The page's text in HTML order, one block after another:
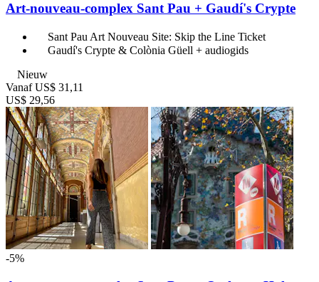
Art-nouveau-complex Sant Pau + Gaudí's Crypte
Sant Pau Art Nouveau Site: Skip the Line Ticket
Gaudí's Crypte & Colònia Güell + audiogids
Nieuw
Vanaf US$ 31,11
US$ 29,56
-5%